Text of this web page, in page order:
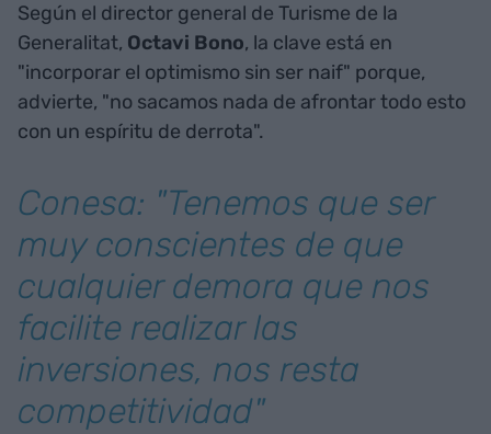
Según el director general de Turisme de la
Generalitat, Octavi Bono, la clave está en
"incorporar el optimismo sin ser naif" porque,
advierte, "no sacamos nada de afrontar todo esto
con un espíritu de derrota".
Conesa: "Tenemos que ser
muy conscientes de que
cualquier demora que nos
facilite realizar las
inversiones, nos resta
competitividad"